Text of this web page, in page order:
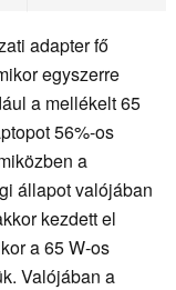
adapter fő
egyszerre
a mellékelt 65
56%-os
a
állapot valójában
kezdett el
a 65 W-os
Valójában a